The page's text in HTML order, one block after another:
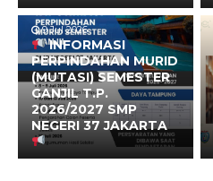
9 Jul 2026
INFORMASI
PERPINDAHAN MURID
(MUTASI) SEMESTER
GANJIL T.P.
2026/2027 SMP
NEGERI 37 JAKARTA